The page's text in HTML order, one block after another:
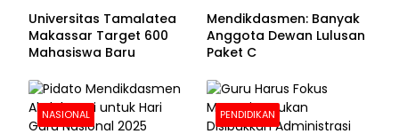
Universitas Tamalatea
Makassar Target 600
Mahasiswa Baru
Mendikdasmen: Banyak
Anggota Dewan Lulusan
Paket C
NASIONAL PENDIDIKAN